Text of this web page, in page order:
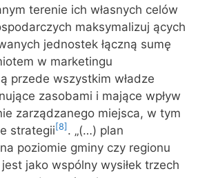
terenie ich własnych celów
maksymalizuj ących
jednostek łączną sumę
w marketingu
przede wszystkim władze
zasobami i mające wpływ
zarządzanego miejsca, w tym
strategii[8] . „(…) plan
poziomie gminy czy regionu
jako wspólny wysiłek trzech